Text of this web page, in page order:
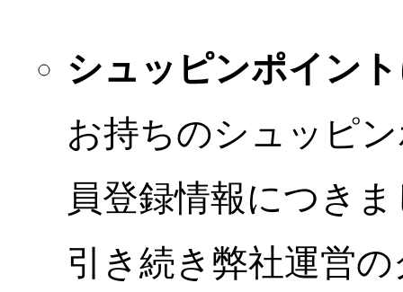
シュッピンポイン
お持ちのシュッピ
員登録情報につき
引き続き弊社運営